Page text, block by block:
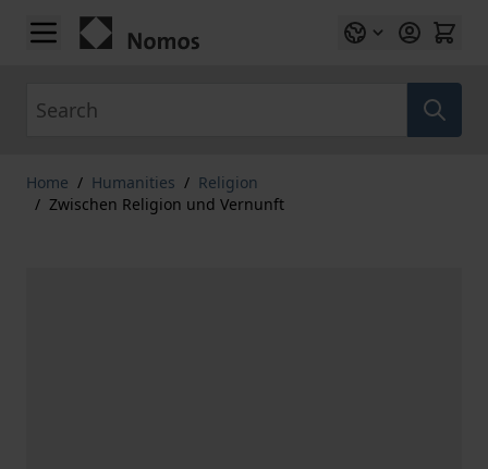
Skip to Content
Home / Humanities / Religion
/ Zwischen Religion und Vernunft